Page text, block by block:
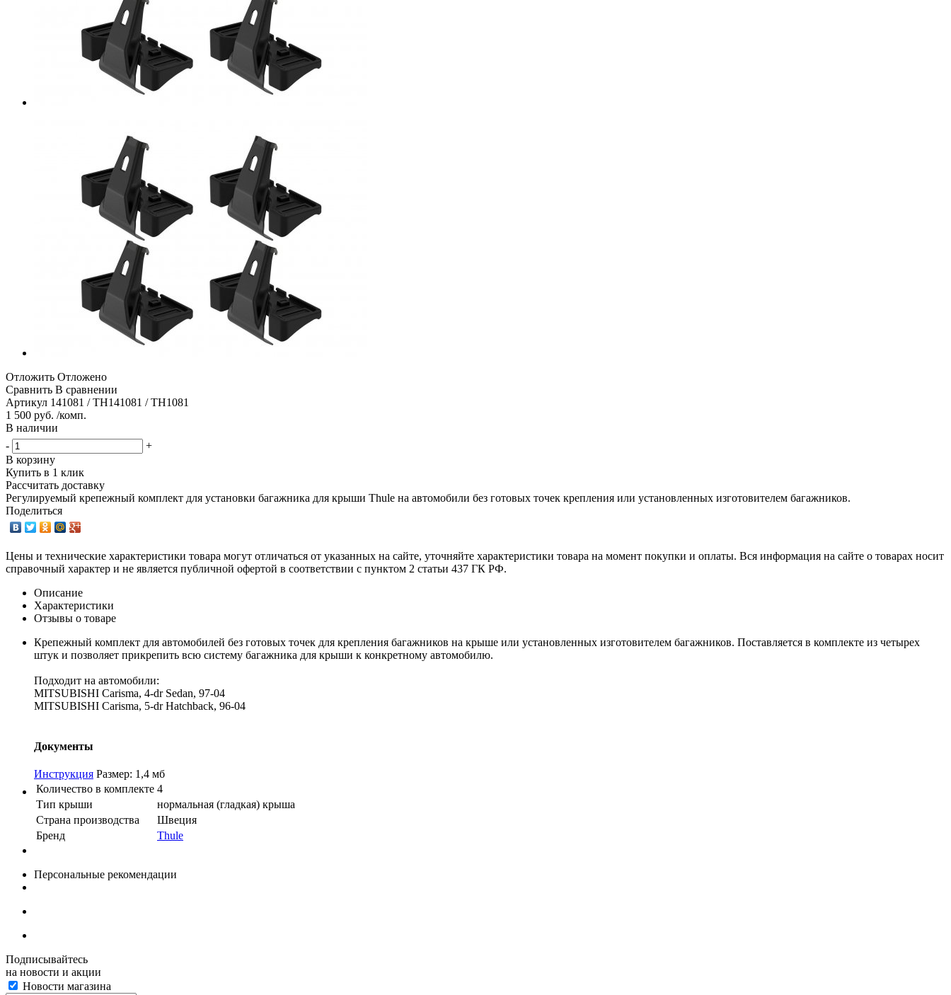
Отложить Отложено
Сравнить В сравнении
Артикул 141081 / TH141081 / TH1081
1 500 руб. /комп.
В наличии
-
+
В корзину
Купить в 1 клик
Рассчитать доставку
Регулируемый крепежный комплект для установки багажника для крыши Thule на автомобили без готовых точек крепления или установленных изготовителем багажников.
Поделиться
Цены и технические характеристики товара могут отличаться от указанных на сайте, уточняйте характеристики товара на момент покупки и оплаты. Вся информация на сайте о товарах носит
справочный характер и не является публичной офертой в соответствии с пунктом 2 статьи 437 ГК РФ.
Описание
Характеристики
Отзывы о товаре
Крепежный комплект для автомобилей без готовых точек для крепления багажников на крыше или установленных изготовителем багажников. Поставляется в комплекте из четырех
штук и позволяет прикрепить всю систему багажника для крыши к конкретному автомобилю.
Подходит на автомобили:
MITSUBISHI Carisma, 4-dr Sedan, 97-04
MITSUBISHI Carisma, 5-dr Hatchback, 96-04
Документы
Инструкция Размер: 1,4 мб
Количество в комплекте 4
Тип крыши
нормальная (гладкая) крыша
Страна производства
Швеция
Бренд
Thule
Персональные рекомендации
Подписывайтесь
на новости и акции
Новости магазина